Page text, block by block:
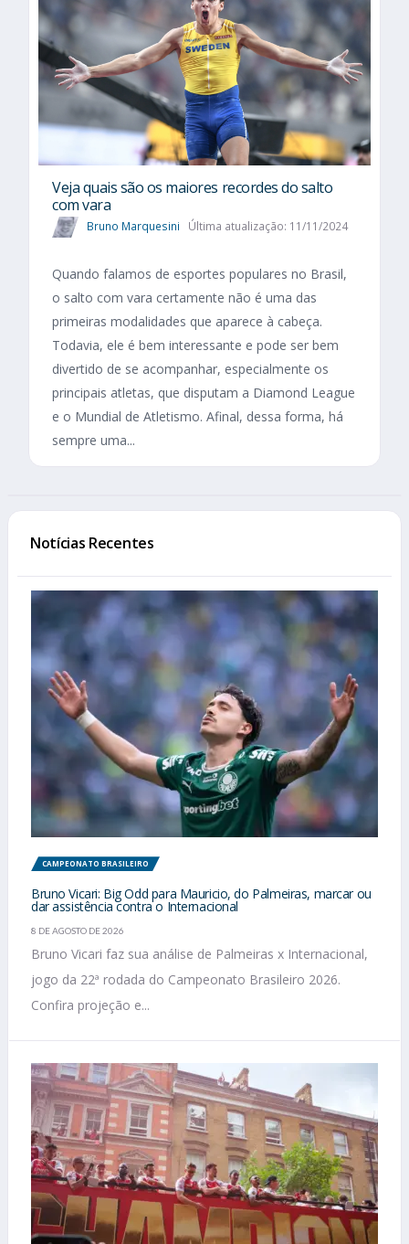
Veja quais são os maiores recordes do salto
com vara
Bruno Marquesini Última atualização: 11/11/2024
Quando falamos de esportes populares no Brasil,
o salto com vara certamente não é uma das
primeiras modalidades que aparece à cabeça.
Todavia, ele é bem interessante e pode ser bem
divertido de se acompanhar, especialmente os
principais atletas, que disputam a Diamond League
e o Mundial de Atletismo. Afinal, dessa forma, há
sempre uma...
Notícias Recentes
CAMPEONATO BRASILEIRO
Bruno Vicari: Big Odd para Mauricio, do Palmeiras, marcar ou
dar assistência contra o Internacional
8 DE AGOSTO DE 2026
Bruno Vicari faz sua análise de Palmeiras x Internacional,
jogo da 22ª rodada do Campeonato Brasileiro 2026.
Confira projeção e...